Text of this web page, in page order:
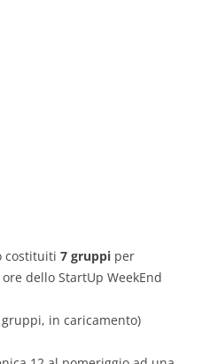
costituiti 7 gruppi per
dello StartUp WeekEnd
in caricamento)